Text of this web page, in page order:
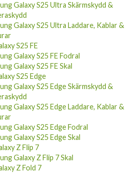
Galaxy S25 Ultra Laddare, Kablar &
S25 FE
Galaxy S25 FE Fodral
Galaxy S25 FE Skal
S25 Edge
Galaxy S25 Edge Skärmskydd &
Galaxy S25 Edge Laddare, Kablar &
Galaxy S25 Edge Fodral
Galaxy S25 Edge Skal
Z Flip 7
Galaxy Z Flip 7 Skal
Z Fold 7
Galaxy Z Fold 7 Skal